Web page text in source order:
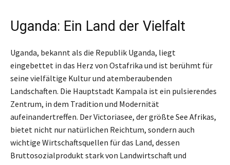
Uganda: Ein Land der Vielfalt
Uganda, bekannt als die Republik Uganda, liegt
eingebettet in das Herz von Ostafrika und ist berühmt für
seine vielfältige Kultur und atemberaubenden
Landschaften. Die Hauptstadt Kampala ist ein pulsierendes
Zentrum, in dem Tradition und Modernität
aufeinandertreffen. Der Victoriasee, der größte See Afrikas,
bietet nicht nur natürlichen Reichtum, sondern auch
wichtige Wirtschaftsquellen für das Land, dessen
Bruttosozialprodukt stark von Landwirtschaft und